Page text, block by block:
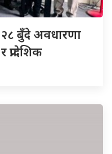
२८ बुँदे अवधारणा